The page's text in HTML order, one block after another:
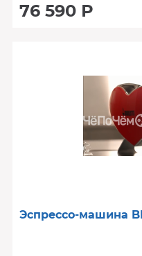
76 590 Р
Эспрессо-машина